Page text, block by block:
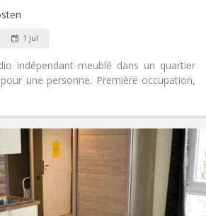
1 jul
indépendant meublé dans un quartier
une personne. Première occupation,
Praktische Informatie
Huur:
850 €
Kosten:
Duur:
12 maanden
Domiciliëring:
Nee